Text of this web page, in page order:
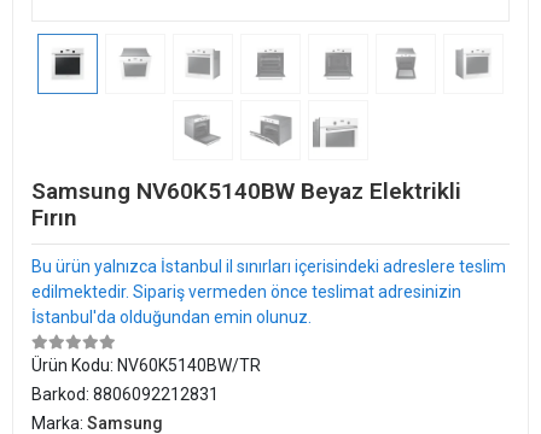
Samsung NV60K5140BW Beyaz Elektrikli
Fırın
Bu ürün yalnızca İstanbul il sınırları içerisindeki adreslere teslim
edilmektedir. Sipariş vermeden önce teslimat adresinizin
İstanbul'da olduğundan emin olunuz.
Ürün Kodu: NV60K5140BW/TR
Barkod: 8806092212831
Marka: Samsung